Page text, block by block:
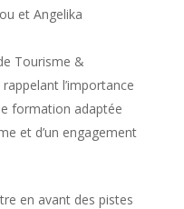
et Angelika
Tourisme &
l’importance
formation adaptée
et d’un engagement
en avant des pistes